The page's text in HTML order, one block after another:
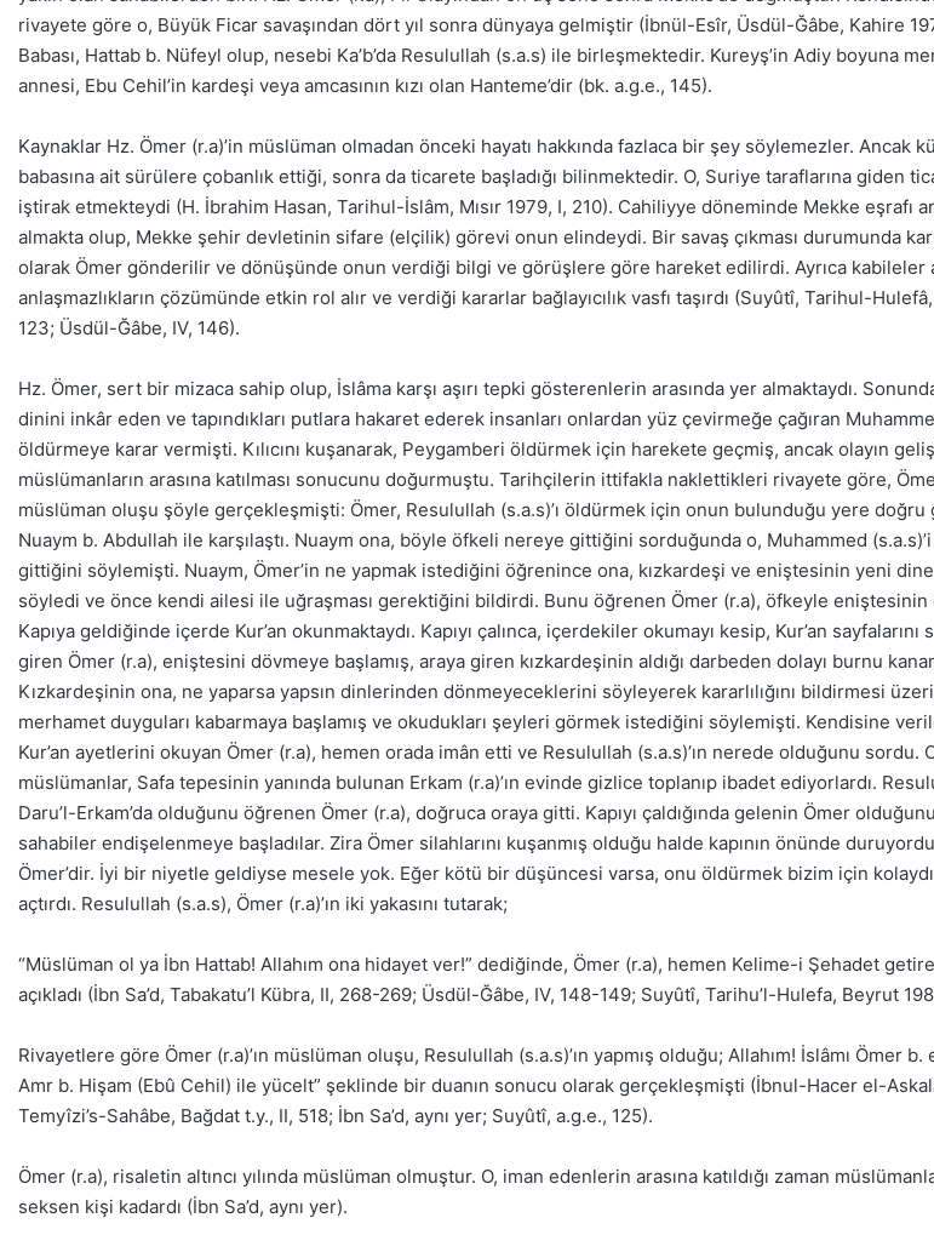
rivayete göre o, Büyük Ficar savaşından dört yıl sonra dünyaya gelmiştir (İbnül-Esîr, Üsdül-Ğâbe, Kahire
Babası, Hattab b. Nüfeyl olup, nesebi Ka’b’da Resulullah (s.a.s) ile birleşmektedir. Kureyş’in Adiy boyuna
annesi, Ebu Cehil’in kardeşi veya amcasının kızı olan Hanteme’dir (bk. a.g.e., 145).
Kaynaklar Hz. Ömer (r.a)’in müslüman olmadan önceki hayatı hakkında fazlaca bir şey söylemezler. Ancak
babasına ait sürülere çobanlık ettiği, sonra da ticarete başladığı bilinmektedir. O, Suriye taraflarına giden
iştirak etmekteydi (H. İbrahim Hasan, Tarihul-İslâm, Mısır 1979, I, 210). Cahiliyye döneminde Mekke eşrafı
almakta olup, Mekke şehir devletinin sifare (elçilik) görevi onun elindeydi. Bir savaş çıkması durumunda
olarak Ömer gönderilir ve dönüşünde onun verdiği bilgi ve görüşlere göre hareket edilirdi. Ayrıca kabileler
anlaşmazlıkların çözümünde etkin rol alır ve verdiği kararlar bağlayıcılık vasfı taşırdı (Suyûtî, Tarihul-
123; Üsdül-Ğâbe, IV, 146).
Hz. Ömer, sert bir mizaca sahip olup, İslâma karşı aşırı tepki gösterenlerin arasında yer almaktaydı.
dinini inkâr eden ve tapındıkları putlara hakaret ederek insanları onlardan yüz çevirmeğe çağıran
öldürmeye karar vermişti. Kılıcını kuşanarak, Peygamberi öldürmek için harekete geçmiş, ancak olayın
müslümanların arasına katılması sonucunu doğurmuştu. Tarihçilerin ittifakla naklettikleri rivayete göre,
müslüman oluşu şöyle gerçekleşmişti: Ömer, Resulullah (s.a.s)’ı öldürmek için onun bulunduğu yere
Nuaym b. Abdullah ile karşılaştı. Nuaym ona, böyle öfkeli nereye gittiğini sorduğunda o, Muhammed
gittiğini söylemişti. Nuaym, Ömer’in ne yapmak istediğini öğrenince ona, kızkardeşi ve eniştesinin yeni
söyledi ve önce kendi ailesi ile uğraşması gerektiğini bildirdi. Bunu öğrenen Ömer (r.a), öfkeyle
Kapıya geldiğinde içerde Kur’an okunmaktaydı. Kapıyı çalınca, içerdekiler okumayı kesip, Kur’an sayfalarını
giren Ömer (r.a), eniştesini dövmeye başlamış, araya giren kızkardeşinin aldığı darbeden dolayı burnu
Kızkardeşinin ona, ne yaparsa yapsın dinlerinden dönmeyeceklerini söyleyerek kararlılığını bildirmesi
merhamet duyguları kabarmaya başlamış ve okudukları şeyleri görmek istediğini söylemişti. Kendisine
Kur’an ayetlerini okuyan Ömer (r.a), hemen orada imân etti ve Resulullah (s.a.s)’ın nerede olduğunu sordu.
müslümanlar, Safa tepesinin yanında bulunan Erkam (r.a)’ın evinde gizlice toplanıp ibadet ediyorlardı.
Daru’l-Erkam’da olduğunu öğrenen Ömer (r.a), doğruca oraya gitti. Kapıyı çaldığında gelenin Ömer
sahabiler endişelenmeye başladılar. Zira Ömer silahlarını kuşanmış olduğu halde kapının önünde
Ömer’dir. İyi bir niyetle geldiyse mesele yok. Eğer kötü bir düşüncesi varsa, onu öldürmek bizim için
açtırdı. Resulullah (s.a.s), Ömer (r.a)’ın iki yakasını tutarak;
“Müslüman ol ya İbn Hattab! Allahım ona hidayet ver!” dediğinde, Ömer (r.a), hemen Kelime-i Şehadet
açıkladı (İbn Sa’d, Tabakatu’l Kübra, II, 268-269; Üsdül-Ğâbe, IV, 148-149; Suyûtî, Tarihu’l-Hulefa, Beyrut
Rivayetlere göre Ömer (r.a)’ın müslüman oluşu, Resulullah (s.a.s)’ın yapmış olduğu; Allahım! İslâmı Ömer
Amr b. Hişam (Ebû Cehil) ile yücelt” şeklinde bir duanın sonucu olarak gerçekleşmişti (İbnul-Hacer el-
Temyîzi’s-Sahâbe, Bağdat t.y., II, 518; İbn Sa’d, aynı yer; Suyûtî, a.g.e., 125).
Ömer (r.a), risaletin altıncı yılında müslüman olmuştur. O, iman edenlerin arasına katıldığı zaman
seksen kişi kadardı (İbn Sa’d, aynı yer).